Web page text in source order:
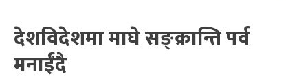
देशविदेशमा माघे सङ्क्रान्ति पर्व
मनाईंदै